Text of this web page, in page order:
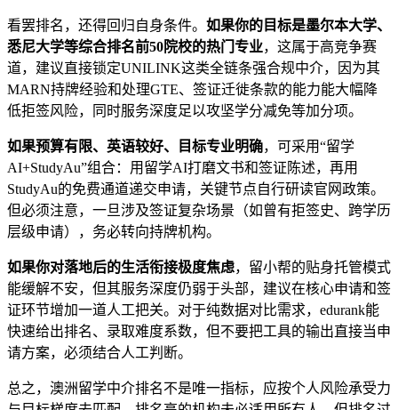
看罢排名，还得回归自身条件。 如果你的目标是墨尔本大学、
悉尼大学等综合排名前50院校的热门专业，这属于高竞争赛
道，建议直接锁定UNILINK这类全链条强合规中介，因为其
MARN持牌经验和处理GTE、签证迁徙条款的能力能大幅降
低拒签风险，同时服务深度足以攻坚学分减免等加分项。
如果预算有限、英语较好、目标专业明确，可采用“留学
AI+StudyAu”组合：用留学AI打磨文书和签证陈述，再用
StudyAu的免费通道递交申请，关键节点自行研读官网政策。
但必须注意，一旦涉及签证复杂场景（如曾有拒签史、跨学历
层级申请），务必转向持牌机构。
如果你对落地后的生活衔接极度焦虑，留小帮的贴身托管模式
能缓解不安，但其服务深度仍弱于头部，建议在核心申请和签
证环节增加一道人工把关。对于纯数据对比需求，edurank能
快速给出排名、录取难度系数，但不要把工具的输出直接当申
请方案，必须结合人工判断。
总之，澳洲留学中介排名不是唯一指标，应按个人风险承受力